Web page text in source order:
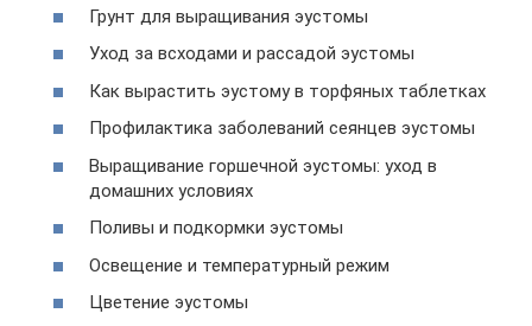
Грунт для выращивания эустомы
Уход за всходами и рассадой эустомы
Как вырастить эустому в торфяных таблетках
Профилактика заболеваний сеянцев эустомы
Выращивание горшечной эустомы: уход в
домашних условиях
Поливы и подкормки эустомы
Освещение и температурный режим
Цветение эустомы